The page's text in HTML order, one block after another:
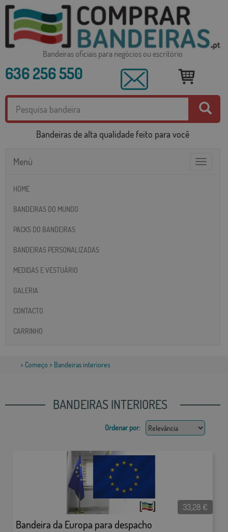
Bandeiras oficiais para negócios ou escritório
636 256 550
Bandeiras de alta qualidade feito para você
Toggle
Menú
HOME
BANDEIRAS DO MUNDO
PACKS DO BANDEIRAS
BANDEIRAS PERSONALIZADAS
MEDIDAS E VESTUÁRIO
GALERIA
CONTACTO
CARRINHO
> Começo > Bandeiras interiores
BANDEIRAS INTERIORES
Ordenar por:
Bandeira da Europa para despacho
33,28 €